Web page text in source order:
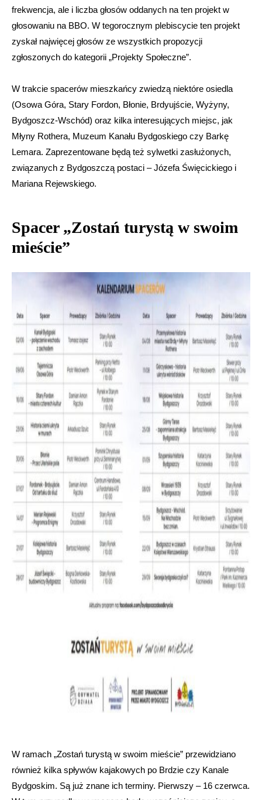
frekwencja, ale i liczba głosów oddanych na ten projekt w
głosowaniu na BBO. W tegorocznym plebiscycie ten projekt
zyskał najwięcej głosów ze wszystkich propozycji
zgłoszonych do kategorii „Projekty Społeczne”.
W trakcie spacerów mieszkańcy zwiedzą niektóre osiedla
(Osowa Góra, Stary Fordon, Błonie, Brdyujście, Wyżyny,
Bydgoszcz-Wschód) oraz kilka interesujących miejsc, jak
Młyny Rothera, Muzeum Kanału Bydgoskiego czy Barkę
Lemara. Zaprezentowane będą też sylwetki zasłużonych,
związanych z Bydgoszczą postaci – Józefa Święcickiego i
Mariana Rejewskiego.
Spacer „Zostań turystą w swoim
mieście”
W ramach „Zostań turystą w swoim mieście” przewidziano
również kilka spływów kajakowych po Brdzie czy Kanale
Bydgoskim. Są już znane ich terminy. Pierwszy – 16 czerwca.